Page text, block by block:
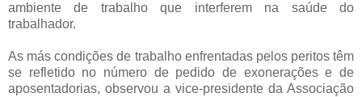
ambiente de trabalho que interferem na saúde do
trabalhador.
As más condições de trabalho enfrentadas pelos peritos têm
se refletido no número de pedido de exonerações e de
aposentadorias, observou a vice-presidente da Associação